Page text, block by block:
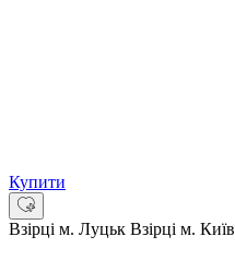
Купити
Взірці м. Луцьк Взірці м. Київ